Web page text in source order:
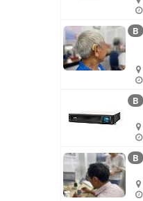
B
B
B